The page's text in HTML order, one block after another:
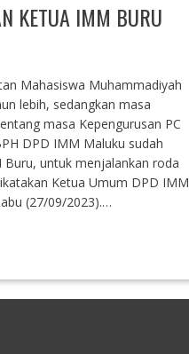
KETUA IMM BURU
Mahasiswa Muhammadiyah
lebih, sedangkan masa
masa Kepengurusan PC
DPD IMM Maluku sudah
untuk menjalankan roda
Ketua Umum DPD IMM
(27/09/2023).…